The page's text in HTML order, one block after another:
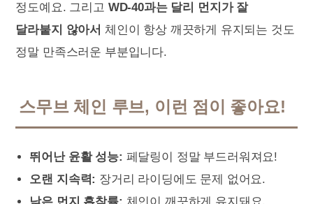
정도예요. 그리고 WD-40과는 달리 먼지가 잘
달라붙지 않아서 체인이 항상 깨끗하게 유지되는 것도
정말 만족스러운 부분입니다.
스무브 체인 루브, 이런 점이 좋아요!
뛰어난 윤활 성능: 페달링이 정말 부드러워져요!
오랜 지속력: 장거리 라이딩에도 문제 없어요.